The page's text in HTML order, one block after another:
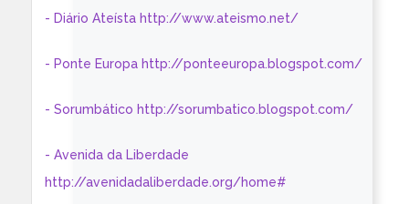
- Diário Ateísta http://www.ateismo.net/
- Ponte Europa http://ponteeuropa.blogspot.com/
- Sorumbático http://sorumbatico.blogspot.com/
- Avenida da Liberdade
http://avenidadaliberdade.org/home#